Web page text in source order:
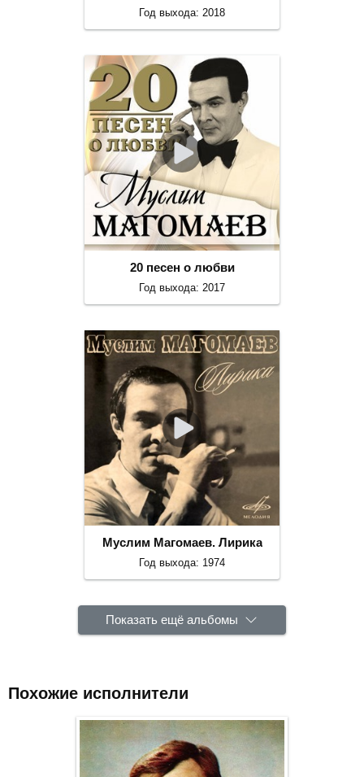
Год выхода: 2018
20 песен о любви
Год выхода: 2017
Муслим Магомаев. Лирика
Год выхода: 1974
Показать ещё альбомы
Похожие исполнители